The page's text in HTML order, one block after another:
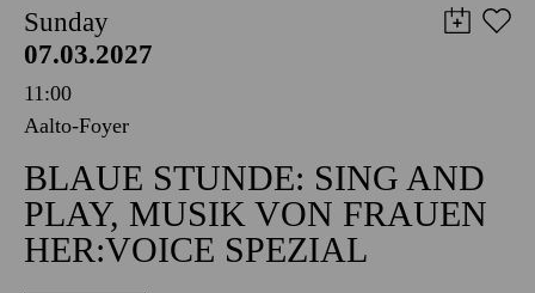
Sunday
07.03.2027
11:00
Aalto-Foyer
BLAUE STUNDE: SING AND
PLAY, MUSIK VON FRAUEN
HER:VOICE SPEZIAL